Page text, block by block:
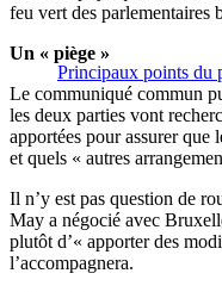
feu vert des parlementaires
Principaux points du
Un « piège »
Le communiqué commun
les deux parties vont
apportées pour assurer que
et quels « autres
Il n’y est pas question de
May a négocié avec
plutôt d’« apporter des
l’accompagnera.